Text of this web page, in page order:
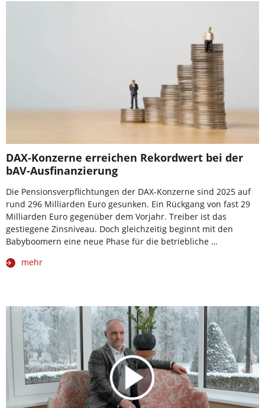
DAX-Konzerne erreichen Rekordwert bei der
bAV-Ausfinanzierung
Die Pensionsverpflichtungen der DAX-Konzerne sind 2025 auf
rund 296 Milliarden Euro gesunken. Ein Rückgang von fast 29
Milliarden Euro gegenüber dem Vorjahr. Treiber ist das
gestiegene Zinsniveau. Doch gleichzeitig beginnt mit den
Babyboomern eine neue Phase für die betriebliche …
mehr